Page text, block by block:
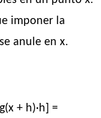
imponer la
anule en x.
+ h)·h] =